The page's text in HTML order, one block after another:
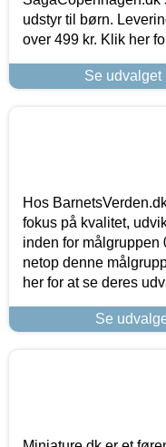
udstyr til børn.
over 499 kr. Klik her
Se
Hos
fokus på kvalitet,
inden for målgruppen
netop denne
her for at se deres
Se